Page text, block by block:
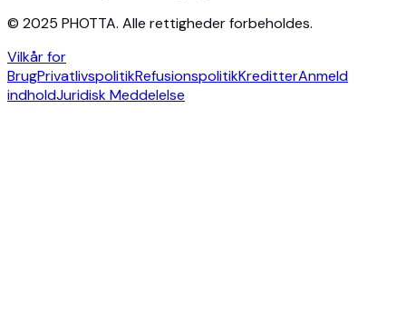
© 2025 PHOTTA. Alle rettigheder forbeholdes.
Vilkår for
BrugPrivatlivspolitikRefusionspolitikKreditterAnmeld
indholdJuridisk Meddelelse